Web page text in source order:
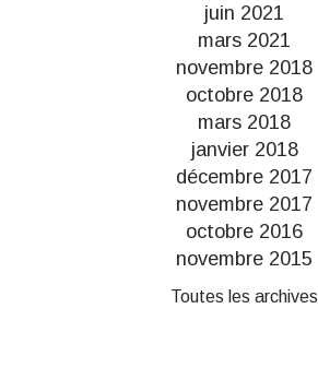
juin 2021
mars 2021
novembre 2018
octobre 2018
mars 2018
janvier 2018
décembre 2017
novembre 2017
octobre 2016
novembre 2015
Toutes les archives